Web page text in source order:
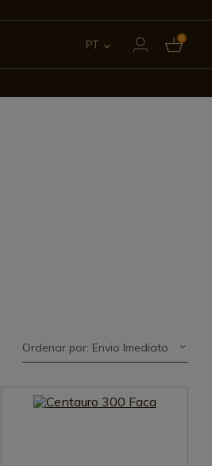
PT 0
Ordenar por: Envio Imediato